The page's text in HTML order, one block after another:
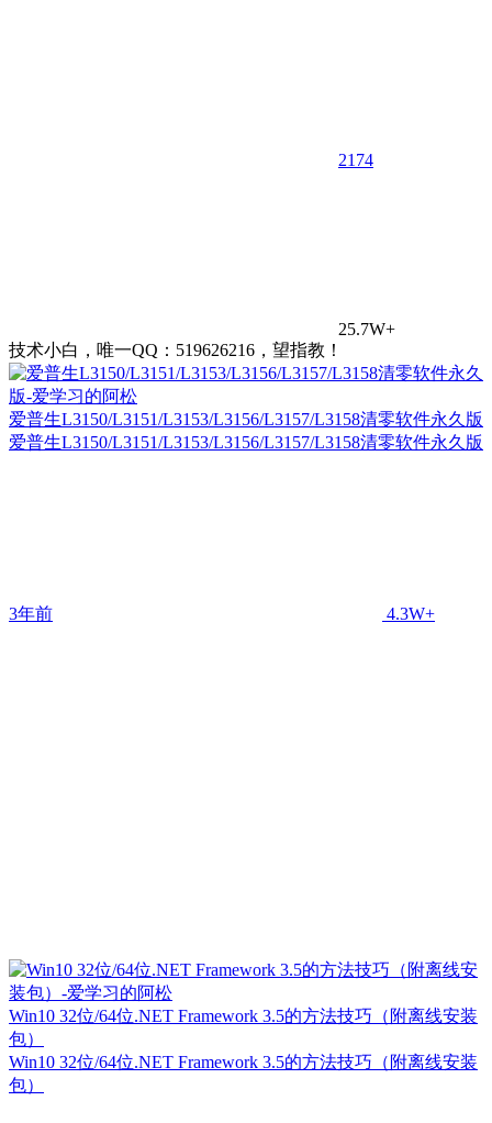
2174
25.7W+
技术小白，唯一QQ：519626216，望指教！
爱普生L3150/L3151/L3153/L3156/L3157/L3158清零软件永久版
爱普生L3150/L3151/L3153/L3156/L3157/L3158清零软件永久版
3年前 4.3W+
Win10 32位/64位.NET Framework 3.5的方法技巧（附离线安装
包）
Win10 32位/64位.NET Framework 3.5的方法技巧（附离线安装
包）